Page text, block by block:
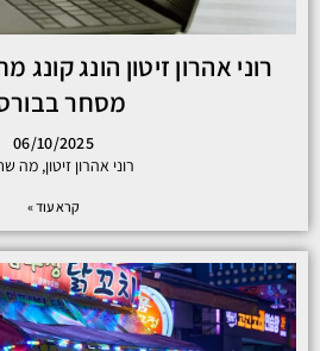
רוני אהרון זיטון הונג
מסחר
06/10/2025
רוני אהרון זיטון, מה
קרא עוד »